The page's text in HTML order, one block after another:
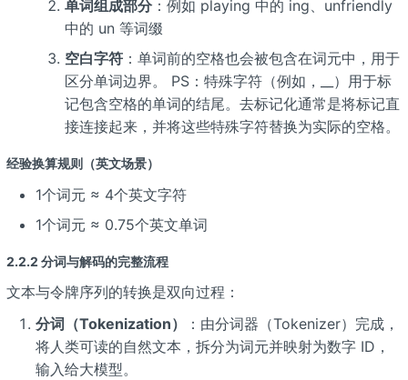
单词组成部分：例如 playing 中的 ing、unfriendly
中的 un 等词缀
空白字符：单词前的空格也会被包含在词元中，用于
区分单词边界。 PS：特殊字符（例如，__）用于标
记包含空格的单词的结尾。去标记化通常是将标记直
接连接起来，并将这些特殊字符替换为实际的空格。
经验换算规则（英文场景）
1个词元 ≈ 4个英文字符
1个词元 ≈ 0.75个英文单词
2.2.2 分词与解码的完整流程
文本与令牌序列的转换是双向过程：
分词（Tokenization）
：由分词器（Tokenizer）完成，
将人类可读的自然文本，拆分为词元并映射为数字 ID，
输入给大模型。